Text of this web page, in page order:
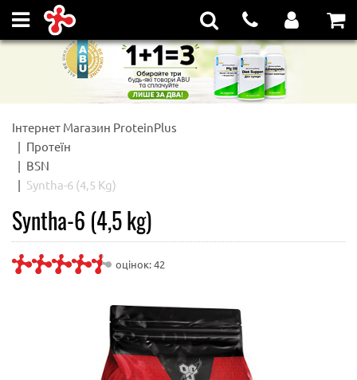
Інтернет Магазин ProteinPlus
Протеїн
BSN
Syntha-6 (4,5 Kg)
Syntha-6 (4,5 kg)
оцінок:42